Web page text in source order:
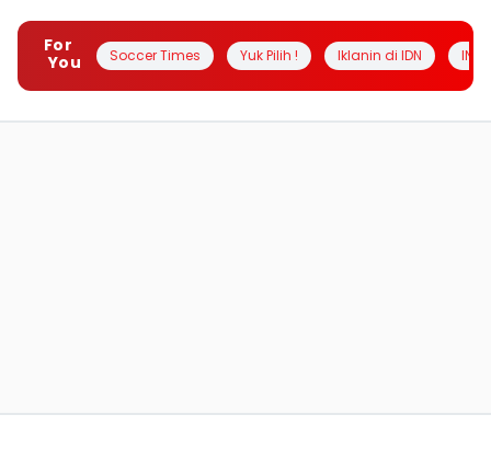
For
You
Soccer Times Yuk Pilih ! Iklanin di IDN